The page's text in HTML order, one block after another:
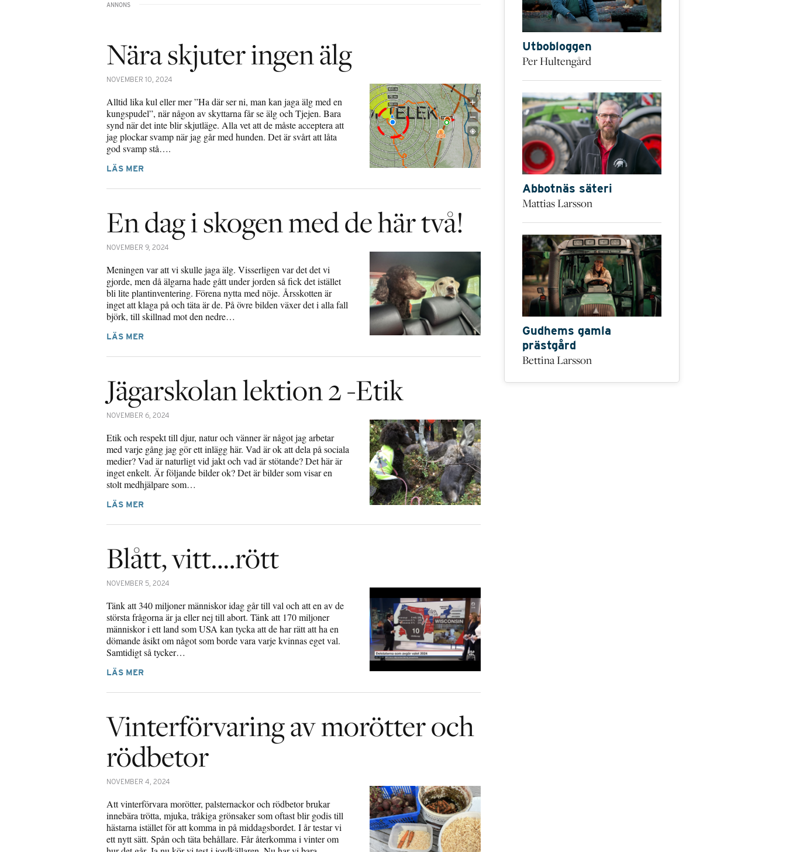
Nära skjuter ingen älg
NOVEMBER 10, 2024
Alltid lika kul eller mer ”Ha där ser ni, man kan jaga älg med en
kungspudel”, när någon av skyttarna får se älg och Tjejen. Bara
synd när det inte blir skjutläge. Alla vet att de måste acceptera att
jag plockar svamp när jag går med hunden. Det är svårt att låta
god svamp stå….
LÄS MER
En dag i skogen med de här två!
NOVEMBER 9, 2024
Meningen var att vi skulle jaga älg. Visserligen var det det vi
gjorde, men då älgarna hade gått under jorden så fick det istället
bli lite plantinventering. Förena nytta med nöje. Årsskotten är
inget att klaga på och täta är de. På övre bilden växer det i alla fall
björk, till skillnad mot den nedre…
LÄS MER
Jägarskolan lektion 2 -Etik
NOVEMBER 6, 2024
Etik och respekt till djur, natur och vänner är något jag arbetar
med varje gång jag gör ett inlägg här. Vad är ok att dela på sociala
medier? Vad är naturligt vid jakt och vad är stötande? Det här är
inget enkelt. Är följande bilder ok? Det är bilder som visar en
stolt medhjälpare som…
LÄS MER
Blått, vitt….rött
NOVEMBER 5, 2024
Tänk att 340 miljoner människor idag går till val och att en av de
största frågorna är ja eller nej till abort. Tänk att 170 miljoner
människor i ett land som USA kan tycka att de har rätt att ha en
dömande åsikt om något som borde vara varje kvinnas eget val.
Samtidigt så tycker…
LÄS MER
Vinterförvaring av morötter och
rödbetor
NOVEMBER 4, 2024
Att vinterförvara morötter, palsternackor och rödbetor brukar
innebära trötta, mjuka, tråkiga grönsaker som oftast blir godis till
hästarna istället för att komma in på middagsbordet. I år testar vi
ett nytt sätt. Spån och täta behållare. Får återkomma i vinter om
Utbobloggen
Per Hultengård
Abbotnäs säteri
Mattias Larsson
Gudhems gamla
prästgård
Bettina Larsson